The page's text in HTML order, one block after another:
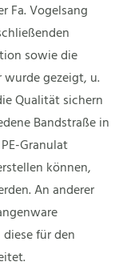
Fa. Vogelsang
sowie die
gezeigt, u.
Qualität sichern
Bandstraße in
Granulat
können,
An anderer
für den